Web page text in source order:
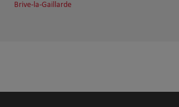
Brive-la-Gaillarde